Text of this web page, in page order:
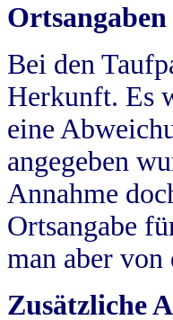
Bei den
Herkunft. Es
eine
angegeben
Annahme
Ortsangabe
man aber von
Zusätzliche